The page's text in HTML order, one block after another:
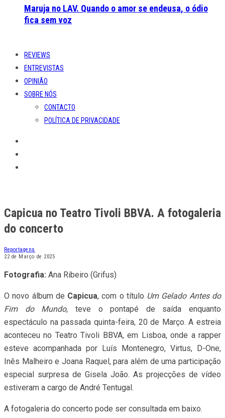
Maruja no LAV. Quando o amor se endeusa, o ódio
fica sem voz
REVIEWS
ENTREVISTAS
OPINIÃO
SOBRE NÓS
CONTACTO
POLÍTICA DE PRIVACIDADE
Capicua no Teatro Tivoli BBVA. A fotogaleria
do concerto
Reportagens
22 de Março de 2025
Fotografia: Ana Ribeiro (Grifus)
O novo álbum de Capicua, com o título Um Gelado Antes do
Fim do Mundo, teve o pontapé de saída enquanto
espectáculo na passada quinta-feira, 20 de Março. A estreia
aconteceu no Teatro Tivoli BBVA, em Lisboa, onde a rapper
esteve acompanhada por Luís Montenegro, Virtus, D-One,
Inês Malheiro e Joana Raquel, para além de uma participação
especial surpresa de Gisela João. As projecções de vídeo
estiveram a cargo de André Tentugal.
A fotogaleria do concerto pode ser consultada em baixo.